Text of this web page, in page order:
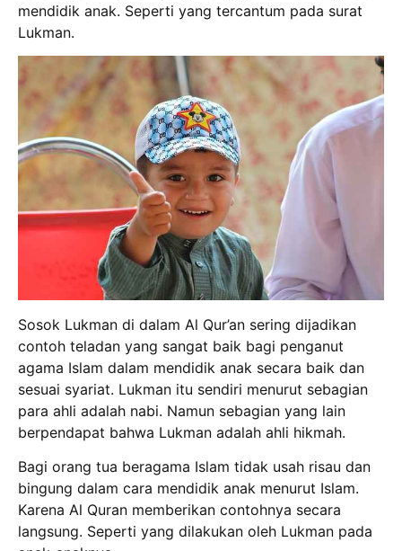
mendidik anak. Seperti yang tercantum pada surat
Lukman.
Sosok Lukman di dalam Al Qur’an sering dijadikan
contoh teladan yang sangat baik bagi penganut
agama Islam dalam mendidik anak secara baik dan
sesuai syariat. Lukman itu sendiri menurut sebagian
para ahli adalah nabi. Namun sebagian yang lain
berpendapat bahwa Lukman adalah ahli hikmah.
Bagi orang tua beragama Islam tidak usah risau dan
bingung dalam cara mendidik anak menurut Islam.
Karena Al Quran memberikan contohnya secara
langsung. Seperti yang dilakukan oleh Lukman pada